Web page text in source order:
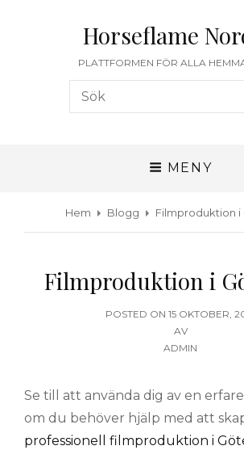
Horseflame
PLATTFORMEN FÖR ALLA
Sök
efter:
MENY
Hem Blogg Filmproduktion
Filmproduktion i
POSTED ON PUBLICERAT
DEN
15 OKTOBER,
AV
ADMIN
Se till att använda dig av en
om du behöver hjälp med att
professionell filmproduktion i